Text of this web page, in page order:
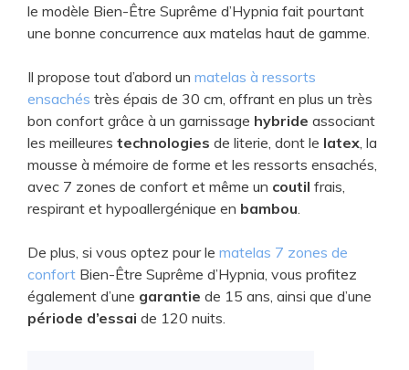
y
V
i
d
e
o
le modèle Bien-Être Suprême d’Hypnia fait pourtant
une bonne concurrence aux matelas haut de gamme.
Il propose tout d’abord un matelas à ressorts
ensachés très épais de 30 cm, offrant en plus un très
bon confort grâce à un garnissage hybride associant
les meilleures technologies de literie, dont le latex, la
mousse à mémoire de forme et les ressorts ensachés,
avec 7 zones de confort et même un coutil frais,
respirant et hypoallergénique en bambou.
De plus, si vous optez pour le matelas 7 zones de
confort Bien-Être Suprême d’Hypnia, vous profitez
également d’une garantie de 15 ans, ainsi que d’une
période d’essai de 120 nuits.